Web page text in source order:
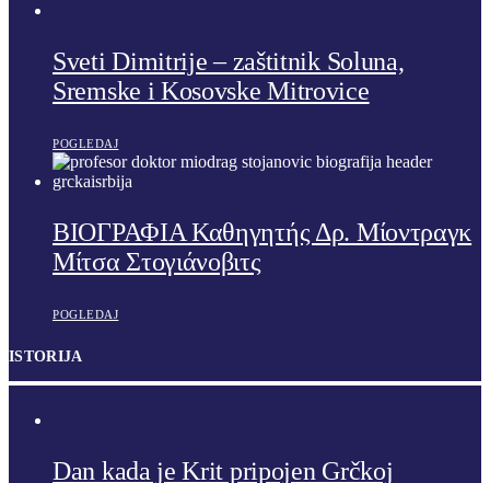
Sveti Dimitrije – zaštitnik Soluna,
Sremske i Kosovske Mitrovice
POGLEDAJ
ΒΙΟΓΡΑΦΙΑ Καθηγητής Δρ. Μίοντραγκ
Μίτσα Στογιάνοβιτς
POGLEDAJ
ISTORIJA
Dan kada je Krit pripojen Grčkoj